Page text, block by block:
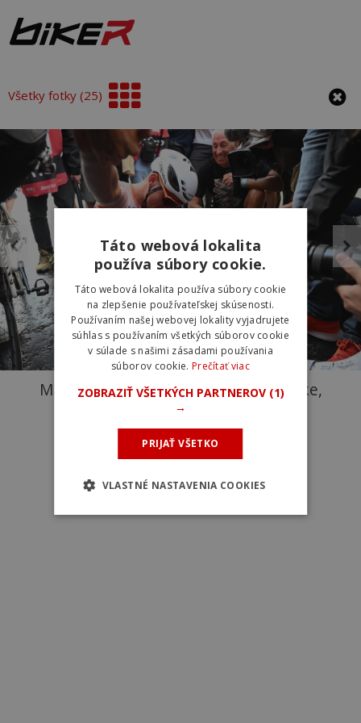
Všetky fotky (25)
Majstrovstvá sveta v cestnej cyklistike,
Glasgow 2023. Foto: UCI
Táto webová lokalita
používa súbory cookie.
Táto webová lokalita používa súbory cookie
na zlepšenie používateľskej skúsenosti.
Používaním našej webovej lokality vyjadrujete
súhlas s používaním všetkých súborov cookie
v súlade s našimi zásadami používania
súborov cookie. Prečítať viac
ZOBRAZIŤ VŠETKÝCH PARTNEROV (1)
→
PRIJAŤ VŠETKO
VLASTNÉ NASTAVENIA COOKIES